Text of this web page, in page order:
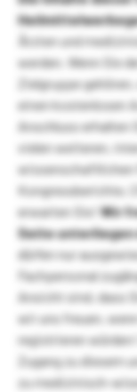
Ärzten und
werden. Wenn Sie
Zielgruppe
einen kostenlosen
Anschluss erhalten
vielen weiteren,
wissenschaftlichen
Kongressberichte,
erwarten Sie!Wir
Seite
dürfen nur
Fachpersonal
Ansicht sind, dass
wir uns freuen,
registrieren
Zugang zu diesem
zu medizinisch-